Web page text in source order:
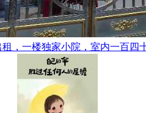
，一楼独家小院，室内一百四